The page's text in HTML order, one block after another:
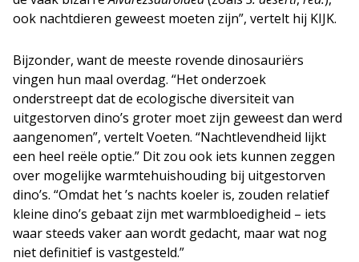
ook nachtdieren geweest moeten zijn”, vertelt hij KIJK.
Bijzonder, want de meeste rovende dinosauriërs
vingen hun maal overdag. “Het onderzoek
onderstreept dat de ecologische diversiteit van
uitgestorven dino’s groter moet zijn geweest dan werd
aangenomen”, vertelt Voeten. “Nachtlevendheid lijkt
een heel reële optie.” Dit zou ook iets kunnen zeggen
over mogelijke warmtehuishouding bij uitgestorven
dino’s. “Omdat het ’s nachts koeler is, zouden relatief
kleine dino’s gebaat zijn met warmbloedigheid – iets
waar steeds vaker aan wordt gedacht, maar wat nog
niet definitief is vastgesteld.”